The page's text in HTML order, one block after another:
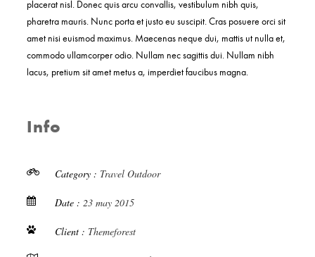
placerat nisl. Donec quis arcu convallis, vestibulum nibh quis,
pharetra mauris. Nunc porta et justo eu suscipit. Cras posuere orci sit
amet nisi euismod maximus. Maecenas neque dui, mattis ut nulla et,
commodo ullamcorper odio. Nullam nec sagittis dui. Nullam nibh
lacus, pretium sit amet metus a, imperdiet faucibus magna.
Info
Category : Travel Outdoor
Date : 23 may 2015
Client : Themeforest